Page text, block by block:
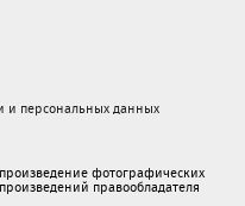
и персональных данных
фотографических
правообладателя